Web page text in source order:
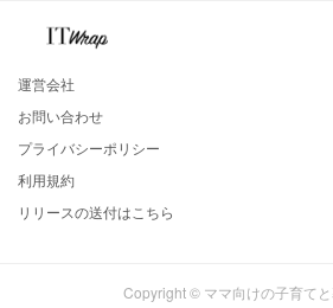
運営会社
お問い合わせ
プライバシーポリシー
利用規約
リリースの送付はこちら
Copyright © ママ向けの子育て